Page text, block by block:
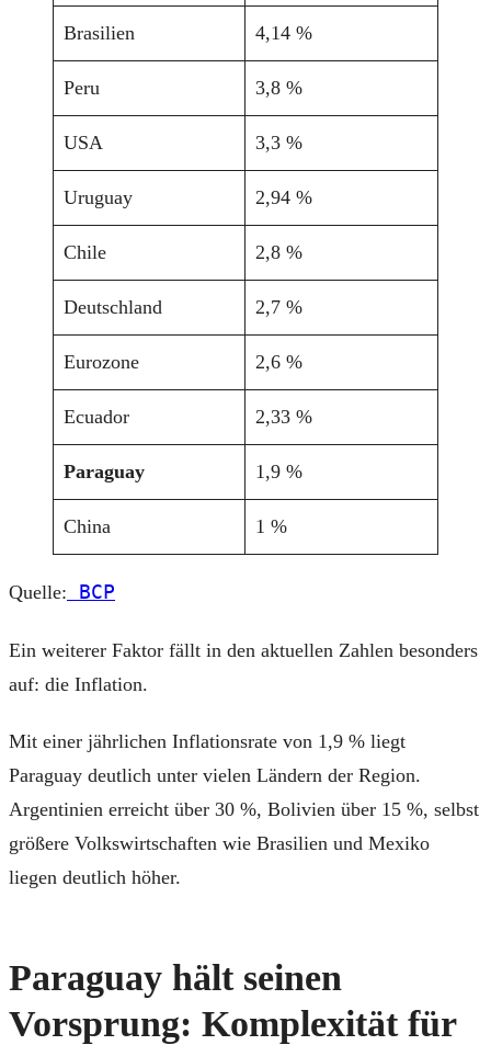
Brasilien 4,14 %
Peru 3,8 %
USA 3,3 %
Uruguay 2,94 %
Chile 2,8 %
Deutschland 2,7 %
Eurozone 2,6 %
Ecuador 2,33 %
Paraguay 1,9 %
China 1 %
Quelle: BCP
Ein weiterer Faktor fällt in den aktuellen Zahlen besonders
auf: die Inflation.
Mit einer jährlichen Inflationsrate von 1,9 % liegt
Paraguay deutlich unter vielen Ländern der Region.
Argentinien erreicht über 30 %, Bolivien über 15 %, selbst
größere Volkswirtschaften wie Brasilien und Mexiko
liegen deutlich höher.
Paraguay hält seinen
Vorsprung: Komplexität für